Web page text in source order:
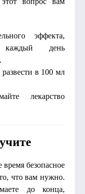
эффекта,
каждый день
развести в 100 мл
лекарство
безопасное
что вам нужно.
до конца,